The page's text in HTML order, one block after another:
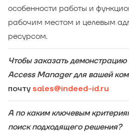
особенности работы и
рабочим местом и целевым
ресурсом.
Чтобы заказать
Access Manager для вашей
почту sales@indeed-id.ru
А по каким ключевым
поиск подходящего решения?